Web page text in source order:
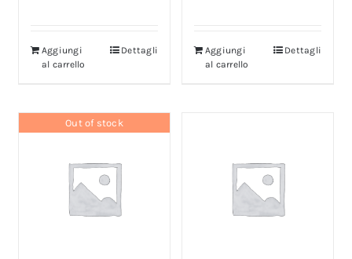
Aggiungi
al carrello
Dettagli
Aggiungi
al carrello
Dettagli
Out of stock